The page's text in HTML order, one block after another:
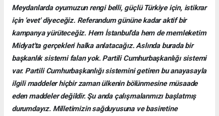
Meydanlarda oyumuzun rengi belli, güçlü Türkiye için, istikrar
için 'evet' diyeceğiz. Referandum gününe kadar aktif bir
kampanya yürüteceğiz. Hem İstanbul'da hem de memleketim
Midyat'ta gerçekleri halka anlatacağız. Aslında burada bir
başkanlık sistemi falan yok. Partili Cumhurbaşkanlığı sistemi
var. Partili Cumhurbaşkanlığı sistemini getiren bu anayasayla
ilgili maddeler hiçbir zaman ülkenin bölünmesine müsaade
eden maddeler değildir. Şu anda çalışmalanmızı başlatmış
durumdayız. Milletimizin sağduyusuna ve basiretine